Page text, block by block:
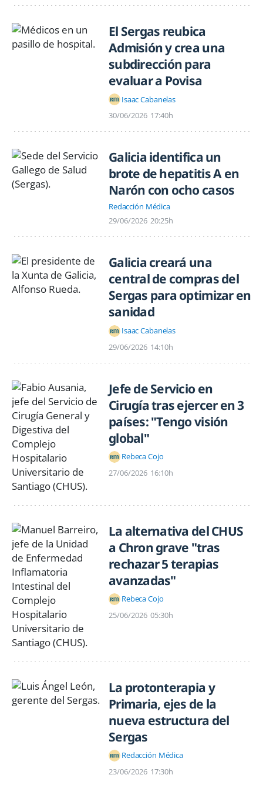
El Sergas reubica
Admisión y crea una
subdirección para
evaluar a Povisa
Isaac Cabanelas
30/06/2026 17:40h
Galicia identifica un
brote de hepatitis A en
Narón con ocho casos
Redacción Médica
29/06/2026 20:25h
Galicia creará una
central de compras del
Sergas para optimizar en
sanidad
Isaac Cabanelas
29/06/2026 14:10h
Jefe de Servicio en
Cirugía tras ejercer en 3
países: "Tengo visión
global"
Rebeca Cojo
27/06/2026 16:10h
La alternativa del CHUS
a Chron grave "tras
rechazar 5 terapias
avanzadas"
Rebeca Cojo
25/06/2026 05:30h
La protonterapia y
Primaria, ejes de la
nueva estructura del
Sergas
Redacción Médica
23/06/2026 17:30h